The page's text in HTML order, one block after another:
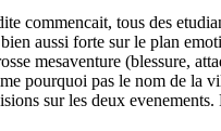
commencait, tous des
aussi forte sur le plan
mesaventure (blessure,
pourquoi pas le nom de la
sur les deux